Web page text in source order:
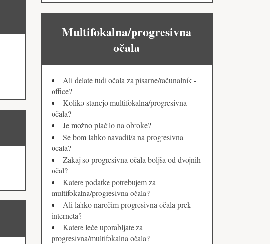
Multifokalna/progresivna
očala
Ali delate tudi očala za pisarne/računalnik -
office?
Koliko stanejo multifokalna/progresivna
očala?
Je možno plačilo na obroke?
Se bom lahko navadil/a na progresivna
očala?
Zakaj so progresivna očala boljša od dvojnih
očal?
Katere podatke potrebujem za
multifokalna/progresivna očala?
Ali lahko naročim progresivna očala prek
interneta?
Katere leče uporabljate za
progresivna/multifokalna očala?